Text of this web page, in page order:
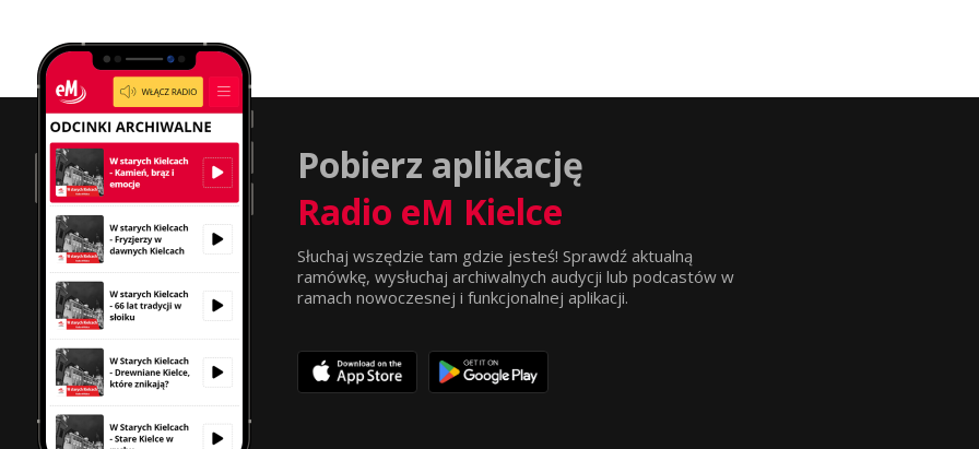
Pobierz aplikację
Radio eM Kielce
Słuchaj wszędzie tam gdzie jesteś! Sprawdź aktualną
ramówkę, wysłuchaj archiwalnych audycji lub podcastów w
ramach nowoczesnej i funkcjonalnej aplikacji.